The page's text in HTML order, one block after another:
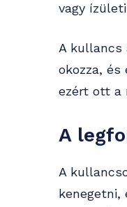
vagy
A kullancs
okozza,
ezért ott a
A
A
kenegetni,